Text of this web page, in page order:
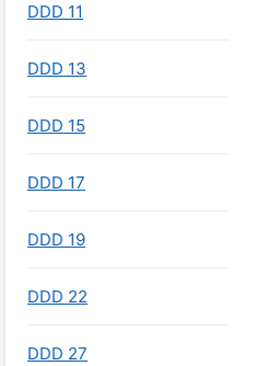
DDD 11
DDD 13
DDD 15
DDD 17
DDD 19
DDD 22
DDD 27